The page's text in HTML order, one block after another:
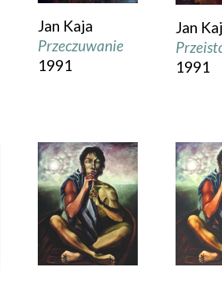
Jan Kaja
Przeczuwanie
1991
Jan
1991